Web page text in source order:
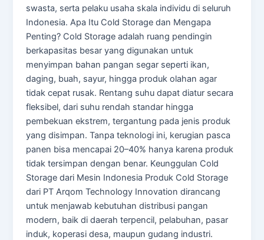
swasta, serta pelaku usaha skala individu di seluruh
Indonesia. Apa Itu Cold Storage dan Mengapa
Penting? Cold Storage adalah ruang pendingin
berkapasitas besar yang digunakan untuk
menyimpan bahan pangan segar seperti ikan,
daging, buah, sayur, hingga produk olahan agar
tidak cepat rusak. Rentang suhu dapat diatur secara
fleksibel, dari suhu rendah standar hingga
pembekuan ekstrem, tergantung pada jenis produk
yang disimpan. Tanpa teknologi ini, kerugian pasca
panen bisa mencapai 20–40% hanya karena produk
tidak tersimpan dengan benar. Keunggulan Cold
Storage dari Mesin Indonesia Produk Cold Storage
dari PT Arqom Technology Innovation dirancang
untuk menjawab kebutuhan distribusi pangan
modern, baik di daerah terpencil, pelabuhan, pasar
induk, koperasi desa, maupun gudang industri.